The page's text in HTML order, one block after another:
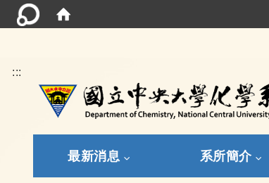
:::
最新消息 系所簡介